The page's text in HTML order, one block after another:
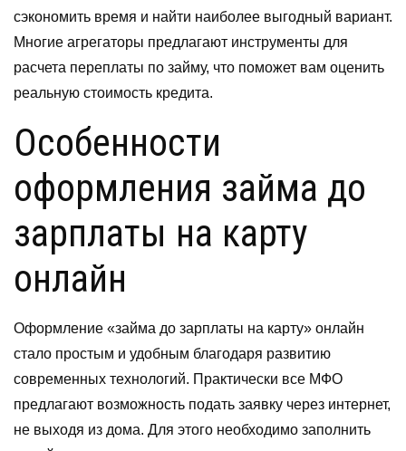
сэкономить время и найти наиболее выгодный вариант.
Многие агрегаторы предлагают инструменты для
расчета переплаты по займу, что поможет вам оценить
реальную стоимость кредита.
Особенности
оформления займа до
зарплаты на карту
онлайн
Оформление «займа до зарплаты на карту» онлайн
стало простым и удобным благодаря развитию
современных технологий. Практически все МФО
предлагают возможность подать заявку через интернет,
не выходя из дома. Для этого необходимо заполнить